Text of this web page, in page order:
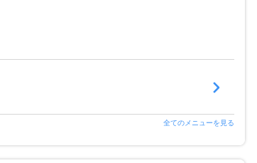
全てのメニューを見る